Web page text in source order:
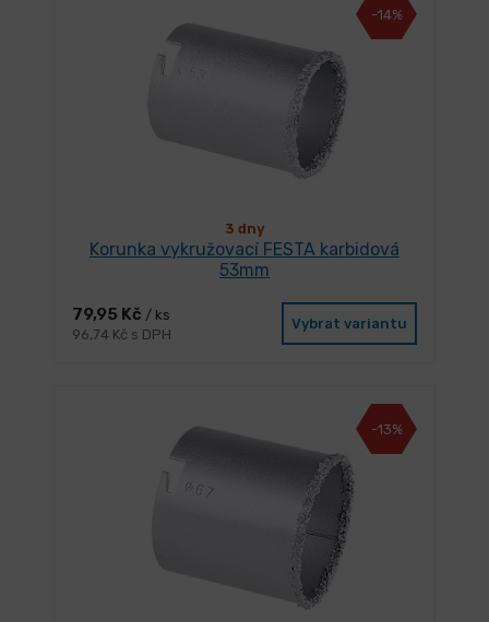
-14%
3 dny
Korunka vykružovací FESTA karbidová
53mm
79,95 Kč / ks
96,74 Kč s DPH
Vybrat variantu
-13%